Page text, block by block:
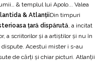
& templul lui Apolo... Valea
& AtlanțiiDin timpuri
țară dispărută , a incitat
a scriitorilor și a artiștilor și nu în
Acestui mister i s-au
de cărți și chiar picturi. Atlanții